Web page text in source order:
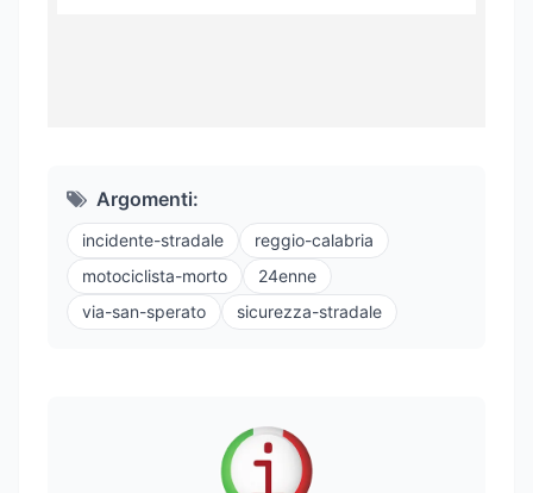
Argomenti:
incidente-stradale
reggio-calabria
motociclista-morto
24enne
via-san-sperato
sicurezza-stradale